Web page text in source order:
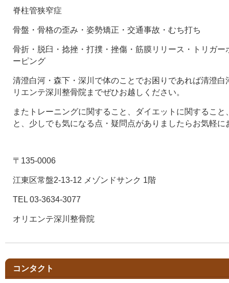
脊柱管狭窄症
骨盤・骨格の歪み・姿勢矯正・交通事故・むち打ち
骨折・脱臼・捻挫・打撲・挫傷・筋膜リリース・トリガー
ーピング
清澄白河・森下・深川で体のことでお困りであれば清澄
リエンテ深川整骨院までぜひお越しください。
またトレーニングに関すること、ダイエットに関するこ
と、少しでも気になる点・疑問点がありましたらお気軽に
〒135-0006
江東区常盤2-13-12 メゾンドサンク 1階
TEL 03-3634-3077
オリエンテ深川整骨院
コンタクト